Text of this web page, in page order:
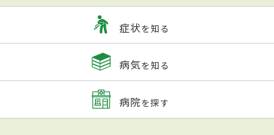
症状を知る
病気を知る
病院を探す